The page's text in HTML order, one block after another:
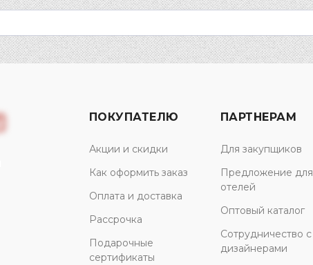
ПОКУПАТЕЛЮ
Акции и скидки
Как оформить заказ
Оплата и доставка
Рассрочка
Подарочные
сертификаты
ПАРТНЕРАМ
Для закупщиков
Предложение для
отелей
Оптовый каталог
Сотрудничество с
дизайнерами